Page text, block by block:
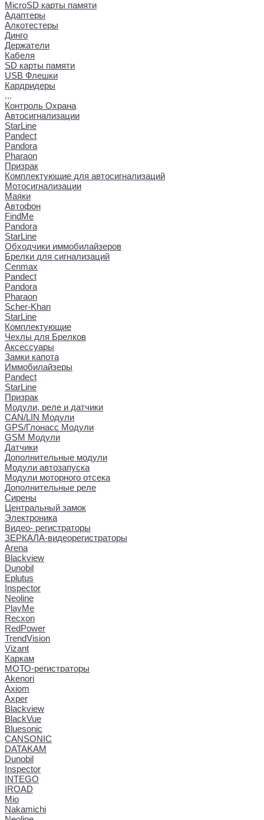
MicroSD карты памяти
Адаптеры
Алкотестеры
Динго
Держатели
Кабеля
SD карты памяти
USB Флешки
Кардридеры
...
Контроль Охрана
Автосигнализации
StarLine
Pandect
Pandora
Pharaon
Призрак
Комплектующие для автосигнализаций
Мотосигнализации
Маяки
Автофон
FindMe
Pandora
StarLine
Обходчики иммобилайзеров
Брелки для сигнализаций
Cenmax
Pandect
Pandora
Pharaon
Scher-Khan
StarLine
Комплектующие
Чехлы для Брелков
Аксессуары
Замки капота
Иммобилайзеры
Pandect
StarLine
Призрак
Модули, реле и датчики
CAN/LIN Модули
GPS/Глонасс Модули
GSM Модули
Датчики
Дополнительные модули
Модули автозапуска
Модули моторного отсека
Дополнительные реле
Сирены
Центральный замок
Электроника
Видео- регистраторы
ЗЕРКАЛА-видеорегистраторы
Arena
Blackview
Dunobil
Eplutus
Inspector
Neoline
PlayMe
Recxon
RedPower
TrendVision
Vizant
Каркам
МОТО-регистраторы
Akenori
Axiom
Axper
Blackview
BlackVue
Bluesonic
CANSONIC
DATAKAM
Dunobil
Inspector
INTEGO
IROAD
Mio
Nakamichi